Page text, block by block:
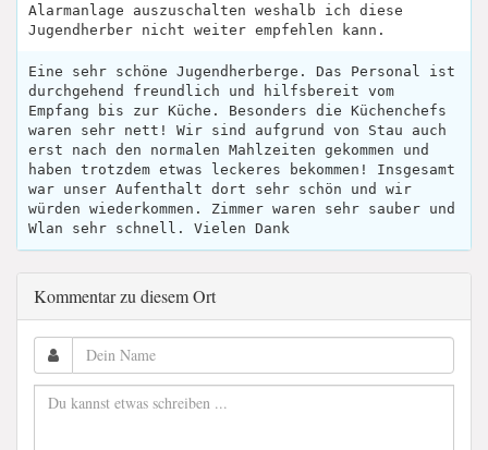
Alarmanlage auszuschalten weshalb ich diese
Jugendherber nicht weiter empfehlen kann.
Eine sehr schöne Jugendherberge. Das Personal ist
durchgehend freundlich und hilfsbereit vom
Empfang bis zur Küche. Besonders die Küchenchefs
waren sehr nett! Wir sind aufgrund von Stau auch
erst nach den normalen Mahlzeiten gekommen und
haben trotzdem etwas leckeres bekommen! Insgesamt
war unser Aufenthalt dort sehr schön und wir
würden wiederkommen. Zimmer waren sehr sauber und
Wlan sehr schnell. Vielen Dank
Kommentar zu diesem Ort